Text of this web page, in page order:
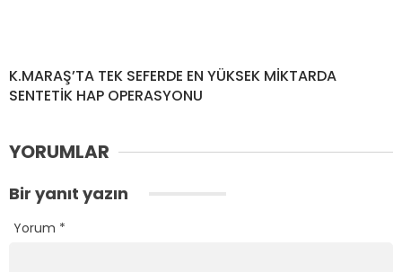
K.MARAŞ’TA TEK SEFERDE EN YÜKSEK MİKTARDA
SENTETİK HAP OPERASYONU
YORUMLAR
Bir yanıt yazın
Yorum *